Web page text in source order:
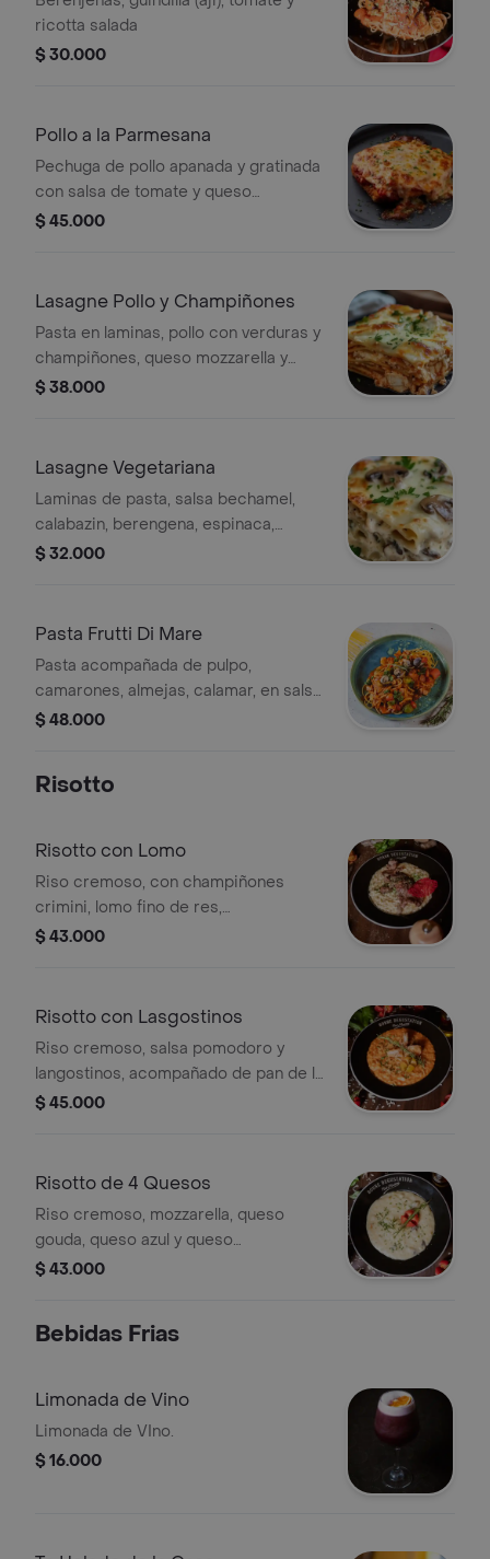
ricotta salada
$ 30.000
Pollo a la Parmesana
Pechuga de pollo apanada y gratinada
con salsa de tomate y queso
mozzarella y parmesano acompañado
$ 45.000
Lasagne Pollo y Champiñones
Pasta en laminas, pollo con verduras y
champiñones, queso mozzarella y
salsa bechamel y tomate
$ 38.000
Lasagne Vegetariana
Laminas de pasta, salsa bechamel,
calabazin, berengena, espinaca,
champiñones, tomate cherry,
$ 32.000
Pasta Frutti Di Mare
Pasta acompañada de pulpo,
camarones, almejas, calamar, en salsa
pomodoro, acompañada de pan de la
$ 48.000
Risotto
Risotto con Lomo
Riso cremoso, con champiñones
crimini, lomo fino de res,
acompañado de pan de la casa
$ 43.000
Risotto con Lasgostinos
Riso cremoso, salsa pomodoro y
langostinos, acompañado de pan de la
casa
$ 45.000
Risotto de 4 Quesos
Riso cremoso, mozzarella, queso
gouda, queso azul y queso
parmesano, acompañado de pan de la
$ 43.000
Bebidas Frias
Limonada de Vino
Limonada de VIno.
$ 16.000